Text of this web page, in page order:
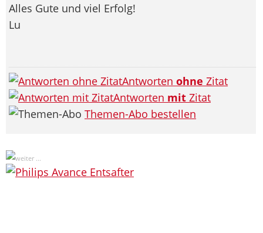
Alles Gute und viel Erfolg!
Lu
Antworten ohne Zitat
Antworten mit Zitat
Themen-Abo bestellen